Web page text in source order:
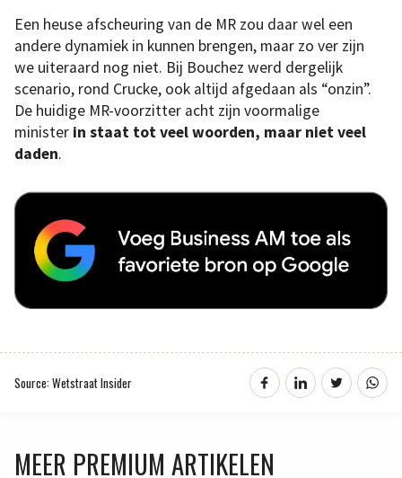
Een heuse afscheuring van de MR zou daar wel een
andere dynamiek in kunnen brengen, maar zo ver zijn
we uiteraard nog niet. Bij Bouchez werd dergelijk
scenario, rond Crucke, ook altijd afgedaan als “onzin”.
De huidige MR-voorzitter acht zijn voormalige
minister in staat tot veel woorden, maar niet veel
daden.
Source: Wetstraat Insider
MEER PREMIUM ARTIKELEN